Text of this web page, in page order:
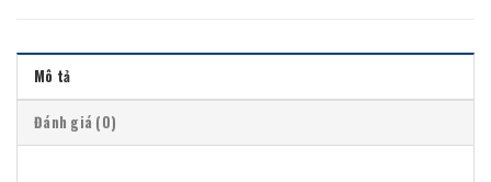
Mô tả
Đánh giá (0)